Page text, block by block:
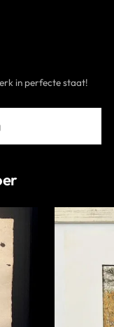
in perfecte staat!